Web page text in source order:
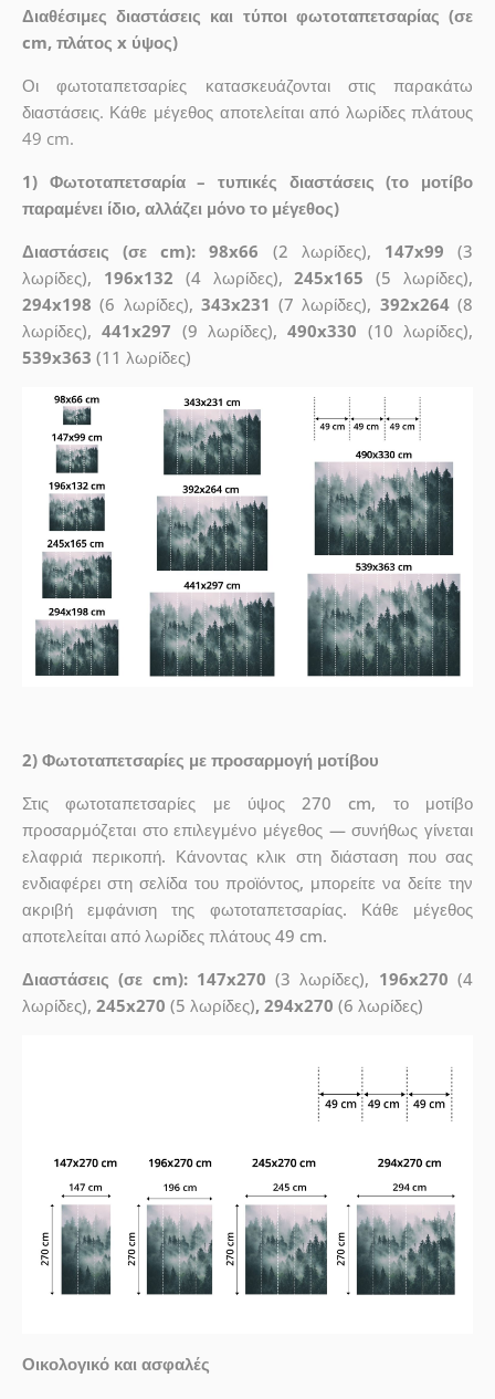
Διαθέσιμες διαστάσεις και τύποι φωτοταπετσαρίας (σε
cm, πλάτος x ύψος)
Οι φωτοταπετσαρίες κατασκευάζονται στις παρακάτω
διαστάσεις. Κάθε μέγεθος αποτελείται από λωρίδες πλάτους
49 cm.
1) Φωτοταπετσαρία – τυπικές διαστάσεις (το μοτίβο
παραμένει ίδιο, αλλάζει μόνο το μέγεθος)
Διαστάσεις (σε cm): 98x66 (2 λωρίδες), 147x99 (3
λωρίδες), 196x132 (4 λωρίδες),245x165 (5 λωρίδες),
294x198 (6 λωρίδες), 343x231 (7 λωρίδες), 392x264(8
λωρίδες),441x297 (9 λωρίδες),490x330 (10 λωρίδες),
539x363 (11 λωρίδες)
2) Φωτοταπετσαρίες με προσαρμογή μοτίβου
Στις φωτοταπετσαρίες με ύψος 270 cm, το μοτίβο
προσαρμόζεται στο επιλεγμένο μέγεθος — συνήθως γίνεται
ελαφριά περικοπή. Κάνοντας κλικ στη διάσταση που σας
ενδιαφέρει στη σελίδα του προϊόντος, μπορείτε να δείτε την
ακριβή εμφάνιση της φωτοταπετσαρίας. Κάθε μέγεθος
αποτελείται από λωρίδες πλάτους 49 cm.
Διαστάσεις (σε cm): 147x270 (3 λωρίδες), 196x270 (4
λωρίδες), 245x270 (5 λωρίδες), 294x270 (6 λωρίδες)
Οικολογικό και ασφαλές